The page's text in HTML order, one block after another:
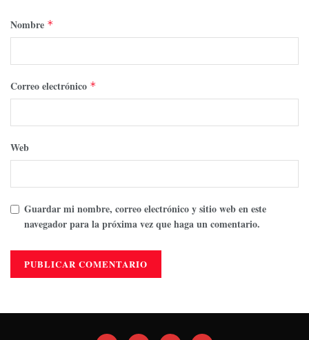
Nombre *
Correo electrónico *
Web
Guardar mi nombre, correo electrónico y sitio web en este
navegador para la próxima vez que haga un comentario.